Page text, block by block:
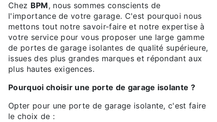
Chez BPM, nous sommes conscients de
l'importance de votre garage. C'est pourquoi nous
mettons tout notre savoir-faire et notre expertise à
votre service pour vous proposer une large gamme
de portes de garage isolantes de qualité supérieure,
issues des plus grandes marques et répondant aux
plus hautes exigences.
Pourquoi choisir une porte de garage isolante ?
Opter pour une porte de garage isolante, c'est faire
le choix de :